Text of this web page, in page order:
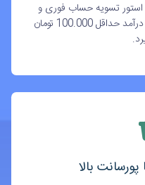
تسویه حساب فوری و
لحظه ای به درخواست کاربر با سقف درآمد حداقل 100.000 تومان
بالا